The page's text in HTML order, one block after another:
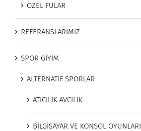
ÖZEL FULAR
REFERANSLARIMIZ
SPOR GİYİM
ALTERNATİF SPORLAR
ATICILIK AVCILIK
BİLGİSAYAR VE KONSOL OYUNLARI